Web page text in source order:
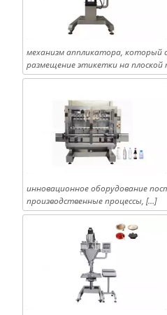
механизм аппликатора, который
размещение этикетки на
инновационное оборудование
производственные процессы, […]